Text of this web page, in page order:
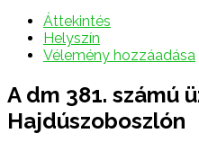
Áttekintés
Helyszín
Vélemény hozzáadása
A dm 381. számú
Hajdúszoboszlón